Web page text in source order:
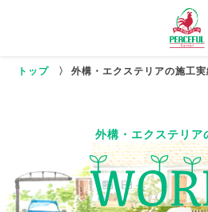
トップ 〉 外構・エクステリアの施工実
外構・エクステリア